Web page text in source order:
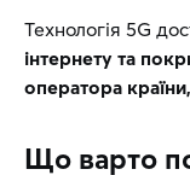
Технологія 5G
інтернету та
оператора
Що варто